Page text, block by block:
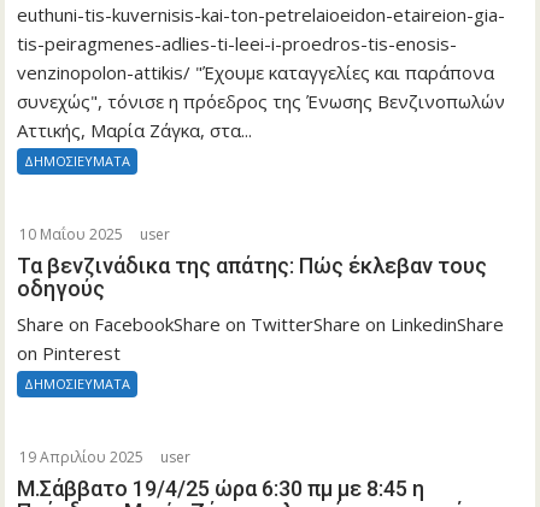
euthuni-tis-kuvernisis-kai-ton-petrelaioeidon-etaireion-gia-
tis-peiragmenes-adlies-ti-leei-i-proedros-tis-enosis-
venzinopolon-attikis/ "Έχουμε καταγγελίες και παράπονα
συνεχώς", τόνισε η πρόεδρος της Ένωσης Βενζινοπωλών
Αττικής, Μαρία Ζάγκα, στα...
ΔΗΜΟΣΙΕΥΜΑΤΑ
10 Μαΐου 2025 user
Τα βενζινάδικα της απάτης: Πώς έκλεβαν τους
οδηγούς
Share on FacebookShare on TwitterShare on LinkedinShare
on Pinterest
ΔΗΜΟΣΙΕΥΜΑΤΑ
19 Απριλίου 2025 user
Μ.Σάββατο 19/4/25 ώρα 6:30 πμ με 8:45 η